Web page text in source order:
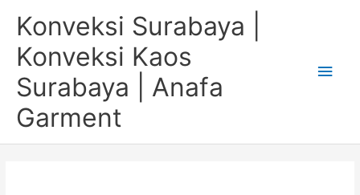
Konveksi Surabaya |
Konveksi Kaos
Surabaya | Anafa
Garment